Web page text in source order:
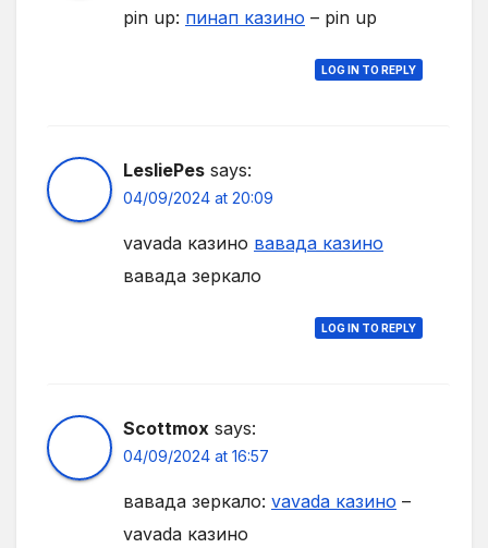
pin up: пинап казино – pin up
LOG IN TO REPLY
LesliePes says:
04/09/2024 at 20:09
vavada казино вавада казино
вавада зеркало
LOG IN TO REPLY
Scottmox says:
04/09/2024 at 16:57
вавада зеркало: vavada казино –
vavada казино